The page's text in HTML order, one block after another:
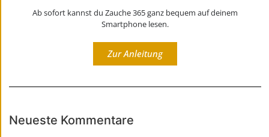
Ab sofort kannst du Zauche 365 ganz bequem auf deinem
Smartphone lesen.
Zur Anleitung
Neueste Kommentare